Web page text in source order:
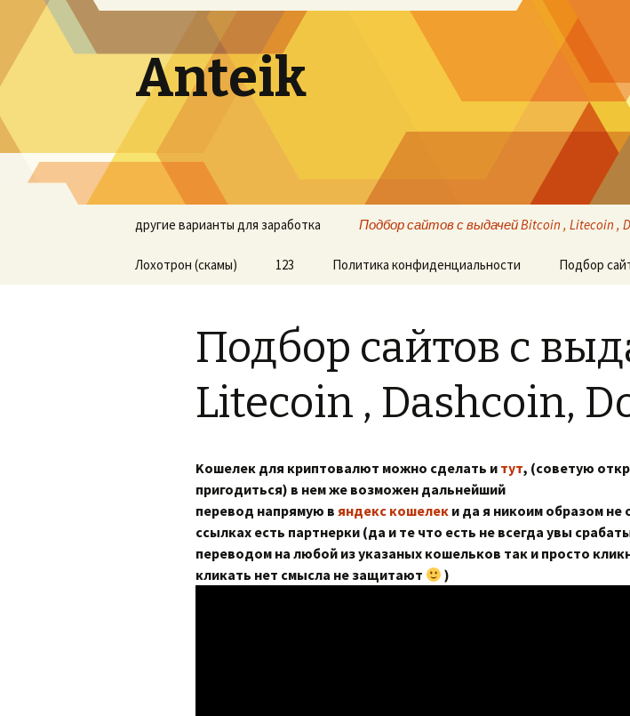
Anteik
другие варианты для заработка Подбор сайтов с выдачей Bitcoin , Litecoin ,
Лохотрон (скамы) 123 Политика конфиденциальности Подбор
Подбор сайтов с
Litecoin , Dashcoin,
Kошелек для криптовалют можно сделать и тут, (советую
пригодиться) в нем же возможен дальнейший
перевод напрямую в яндекс кошелек и да я никоим образом не
ссылках есть партнерки (да и те что есть не всегда увы
переводом на любой из указаных кошельков так и просто
кликать нет смысла не защитают
)